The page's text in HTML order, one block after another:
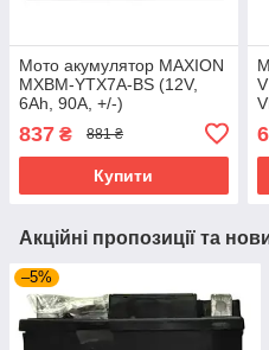
Мото акумулятор MAXION
MXBM-YTX7A-BS (12V,
6Ah, 90A, +/-)
електролiту (чорн/жовт)
837 ₴ 881 ₴
Купити
Акційні пропозиції та
–5%